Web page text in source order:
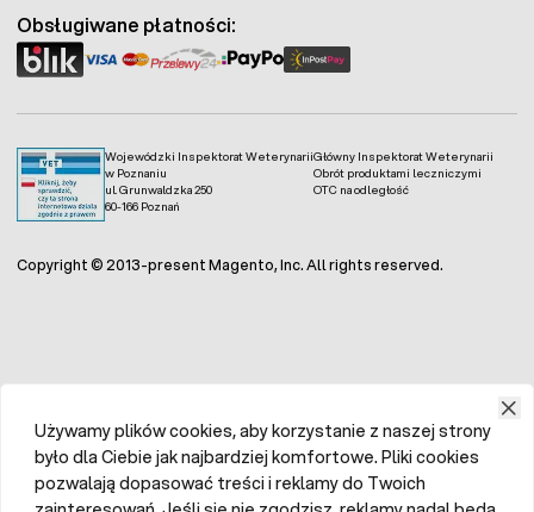
Wojewódzki Inspektorat Weterynarii
w Poznaniu
ul. Grunwaldzka 250
60-166 Poznań
Główny Inspektorat Weterynarii
Obrót produktami leczniczymi
OTC na odległość
Obsługiwane płatności:
Copyright © 2013-present Magento, Inc. All rights reserved.
Używamy plików cookies, aby korzystanie z naszej strony
było dla Ciebie jak najbardziej komfortowe. Pliki cookies
pozwalają dopasować treści i reklamy do Twoich